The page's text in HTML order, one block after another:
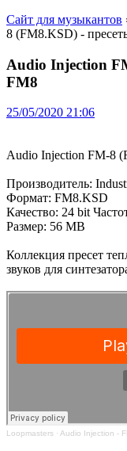
Сайт для музыкантов
8 (FM8.KSD) -
Audio Injection
FM8
25/05/2020 21:06
Audio Injection FM-8
Производитель:
Формат: FM8.KSD
Качество: 24 bit
Размер: 56 MB
Коллекция пресет
звуков для
Loopmasters · Audio Injection -